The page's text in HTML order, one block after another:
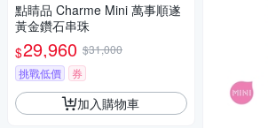
點睛品 Charme Mini 萬事順遂
黃金鑽石串珠
$29,960 $31,000
挑戰低價
券
加入購物車